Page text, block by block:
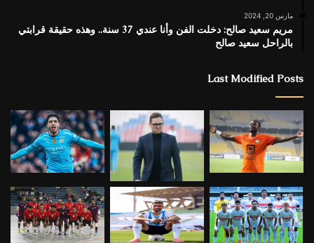
مارس 20, 2024
مريم سعيد صالح: دخلت الفن وأنا عندي 37 سنة.. وهذه حقيقة قرابتي
بالراحل سعيد صالح
Last Modified Posts